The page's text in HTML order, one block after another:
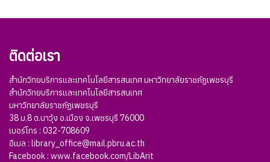
ติดต่อเรา
สำนักวิทยบริการและเทคโนโลยีสารสนเทศ มหาวิทยาลัยราชภัฏเพชรบุรี
สำนักวิทยบริการและเทคโนโลยีสารสนเทศ
มหาวิทยาลัยราชภัฏเพชรบุรี
38 ม.8 ต.นาวุ้ง อ.เมือง จ.เพชรบุรี 76000
เบอร์โทร : 032-708609
อีเมล : library_office@mail.pbru.ac.th
Facebook : www.facebook.com/LibArit